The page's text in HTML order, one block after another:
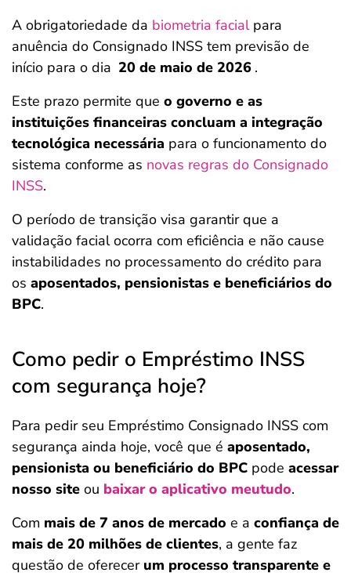
A obrigatoriedade da biometria facialpara
anuência do Consignado INSS tem previsão de
início para o dia 20 de maio de 2026 .
Este prazo permite que o governo e as
instituições financeiras concluam a integração
tecnológica necessária para o funcionamento do
sistema conforme as novas regras do Consignado
INSS.
O período de transição visa garantir que a
validação facial ocorra com eficiência e não cause
instabilidades no processamento do crédito para
os aposentados, pensionistas e beneficiários do
BPC.
Como pedir o Empréstimo INSS
com segurança hoje?
Para pedir seu Empréstimo Consignado INSS com
segurança ainda hoje, você que é aposentado,
pensionista ou beneficiário do BPC pode acessar
nosso site ou baixar o aplicativo meutudo.
Com mais de 7 anos de mercado e a confiança de
mais de 20 milhões de clientes, a gente faz
questão de oferecer um processo transparente e